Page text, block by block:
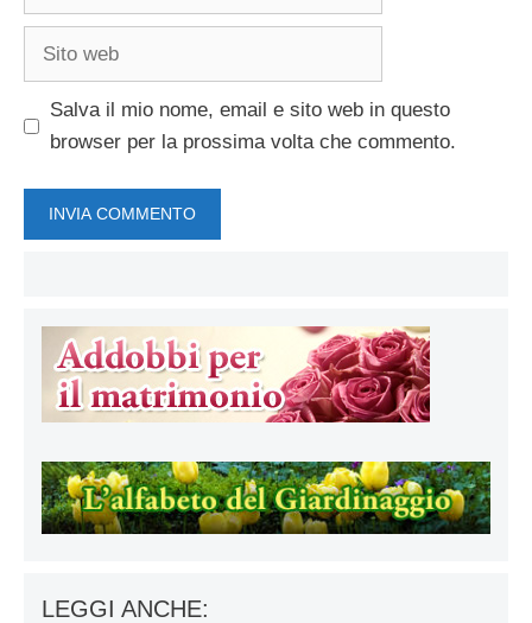
Sito
Salva il mio nome, email e sito web in questo
browser per la prossima volta che commento.
LEGGI ANCHE: